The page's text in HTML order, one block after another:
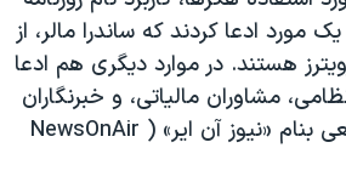
مورد ادعا کردند که ساندرا مالر، از
هستند. در موارد دیگری هم ادعا
مشاوران مالیاتی، و خبرنگاران
بنام «نیوز آن ایر
» ( NewsOnAir